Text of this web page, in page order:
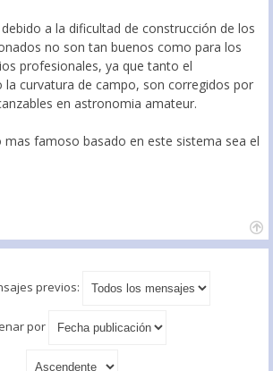
a la dificultad de construcción de los
no son tan buenos como para los
profesionales, ya que tanto el
curvatura de campo, son corregidos por
en astronomia amateur.
mas famoso basado en este sistema sea el
previos:
por